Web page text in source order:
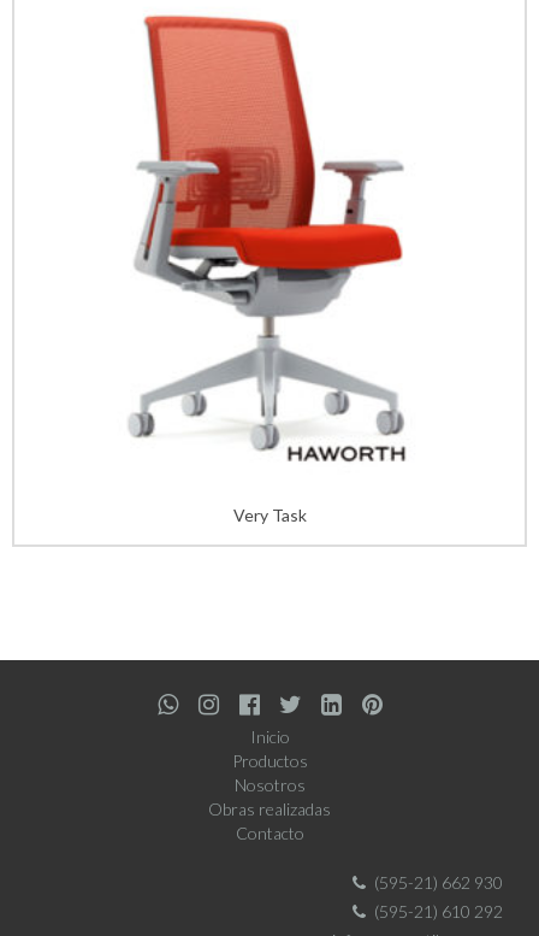
Very Task
Inicio
Productos
Nosotros
Obras realizadas
Contacto
(595-21) 662 930
(595-21) 610 292